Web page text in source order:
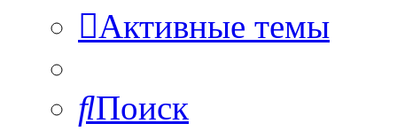
Активные темы
Поиск